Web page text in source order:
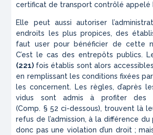
certificat de transport contrôlé appelé
Elle peut aussi autoriser
endroits les plus propices, des
faut user pour bénéficier de cette
C’est le cas des entrepôts publics.
(221) fois établis sont alors
en remplissant les conditions fixées
les concernent. Les règles, d’après
vidus sont admis à profiter des
(Comp. § 52 ci-dessous), trouvent là
refus de l’admission, à la différence du
donc pas une violation d’un droit ;